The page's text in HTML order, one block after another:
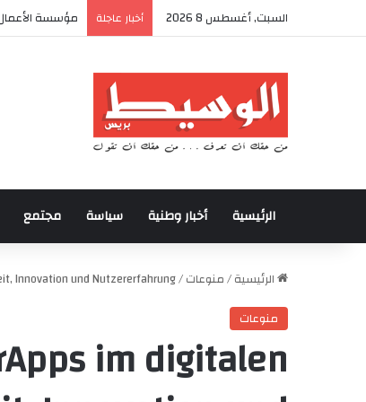
السبت, أغسطس 8 2026 أخبار عاجلة أكادير تحتضن
الرئيسية أخبار وطنية سياسة مجتمع
الرئيسية/منوعات/
Innovation und Nutzererfahrung
منوعات
im digitalen